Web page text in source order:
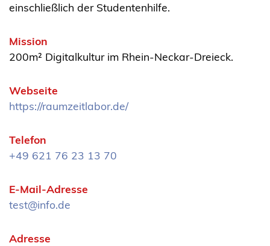
einschließlich der Studentenhilfe.
Mission
200m² Digitalkultur im Rhein-Neckar-Dreieck.
Webseite
https://raumzeitlabor.de/
Telefon
+49 621 76 23 13 70
E-Mail-Adresse
test@info.de
Adresse